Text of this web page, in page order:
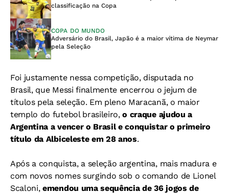
classificação na Copa
COPA DO MUNDO
Adversário do Brasil, Japão é a maior vítima de Neymar
pela Seleção
Foi justamente nessa competição, disputada no
Brasil, que Messi finalmente encerrou o jejum de
títulos pela seleção. Em pleno Maracanã, o maior
templo do futebol brasileiro,o craque ajudou a
Argentina a vencer o Brasil e conquistar o primeiro
título da Albiceleste em 28 anos.
Após a conquista, a seleção argentina, mais madura e
com novos nomes surgindo sob o comando de Lionel
Scaloni,emendou uma sequência de 36 jogos de